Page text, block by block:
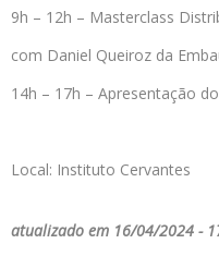
9h – 12h – Masterclass
com Daniel Queiroz da
14h – 17h – Apresentação
Local: Instituto Cervantes
atualizado em 16/04/2024 -